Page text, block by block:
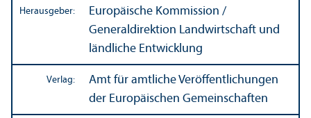
Herausgeber:
Europäische Kommission /
Generaldirektion Landwirtschaft und
ländliche Entwicklung
Verlag:
Amt für amtliche Veröffentlichungen
der Europäischen Gemeinschaften